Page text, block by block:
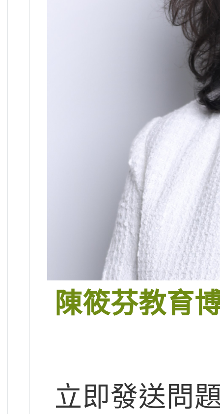
陳筱芬教育
立即發送問